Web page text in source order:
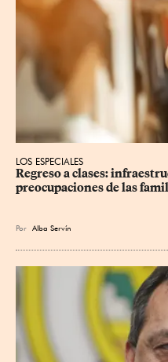
LOS ESPECIALES
Regreso a clases:
preocupaciones de las
Por Alba Servín